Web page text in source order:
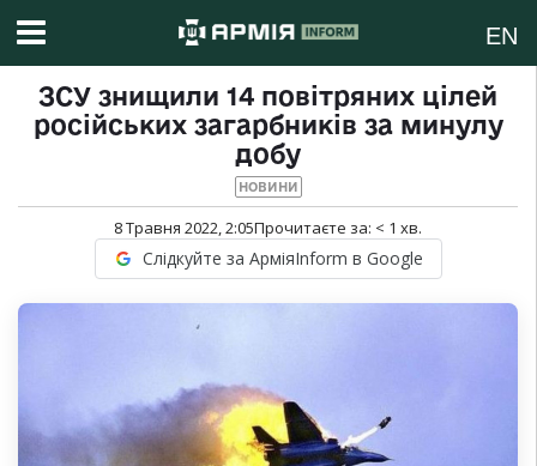
EN
ЗСУ знищили 14 повітряних цілей
російських загарбників за минулу
добу
НОВИНИ
8 Травня 2022, 2:05Прочитаєте за: < 1 хв.
Слідкуйте за АрміяInform в Google